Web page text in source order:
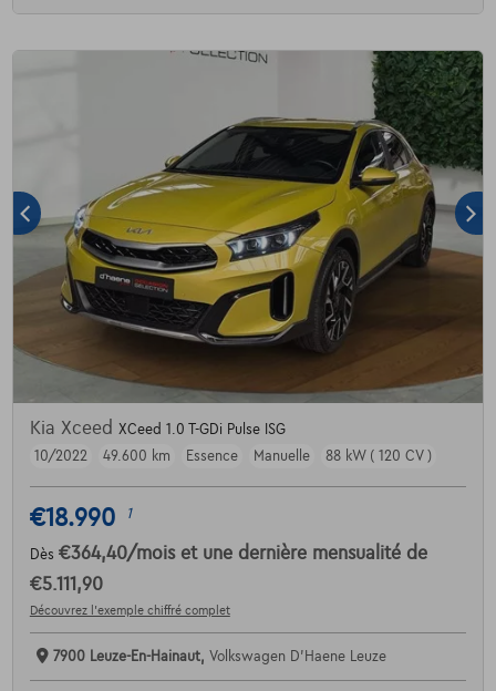
Kia Xceed XCeed 1.0 T-GDi Pulse ISG
10/2022
49.600 km Essence Manuelle 88 kW ( 120 CV )
€18.990 1
Dès €364,40/mois et une dernière mensualité de
€5.111,90
Découvrez l’exemple chiffré complet
7900 Leuze-En-Hainaut, Volkswagen D'Haene Leuze